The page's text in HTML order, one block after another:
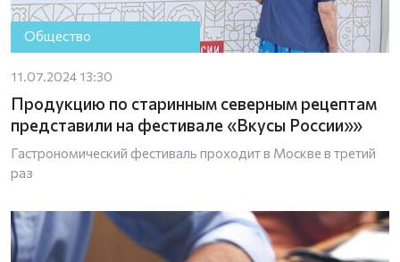
Общество
11.07.2024 13:30
Продукцию по старинным северным рецептам
представили на фестивале «Вкусы России»»
Гастрономический фестиваль проходит в Москве в третий
раз